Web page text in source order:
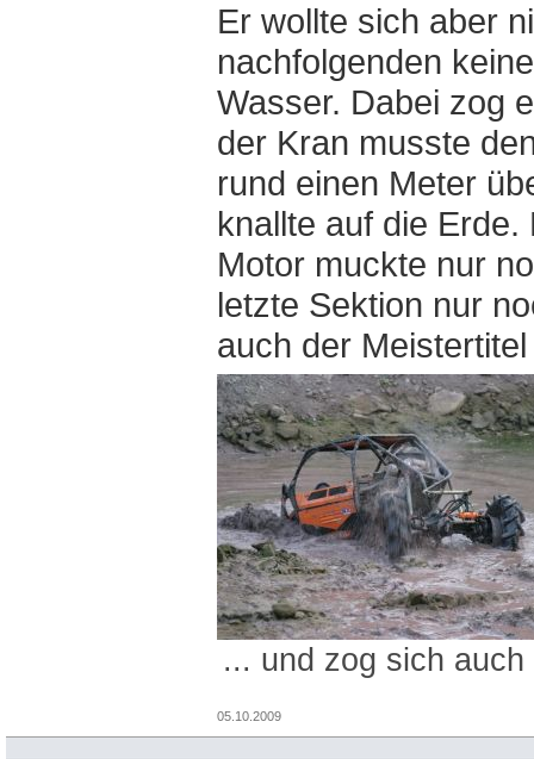
Er wollte sich aber
nachfolgenden
Wasser. Dabei zog
der Kran musste
rund einen Meter
knallte auf die
Motor muckte nur
letzte Sektion nur
auch der
... und zog sich
05.10.2009